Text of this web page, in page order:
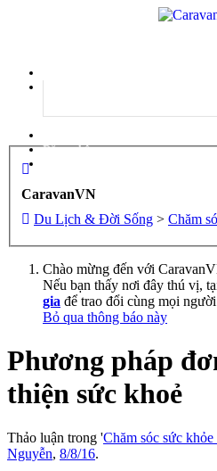
Đăng nhập
CaravanVN
Du Lịch & Đời Sống > Chăm
Chào mừng đến với
Nếu bạn thấy nơi đây thú vị,
gia để trao đổi cùng mọi
Bỏ qua thông báo này
Phương pháp
thiện sức khoẻ
Thảo luận trong 'Chăm sóc sức
Nguyễn, 8/8/16.